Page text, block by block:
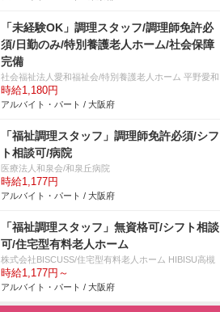
「未経験OK」調理スタッフ/調理師免許必
須/日勤のみ/特別養護老人ホーム/社会保障
完備
社会福祉法人愛和福祉会/特別養護老人ホーム 平野愛和
時給1,180円
アルバイト・パート / 大阪府
「福祉調理スタッフ」調理師免許必須/シフ
ト相談可/病院
医療法人和泉会/和泉丘病院
時給1,177円
アルバイト・パート / 大阪府
「福祉調理スタッフ」無資格可/シフト相談
可/住宅型有料老人ホーム
株式会社BISCUSS/住宅型有料老人ホーム HIBISU高槻
時給1,177円～
アルバイト・パート / 大阪府